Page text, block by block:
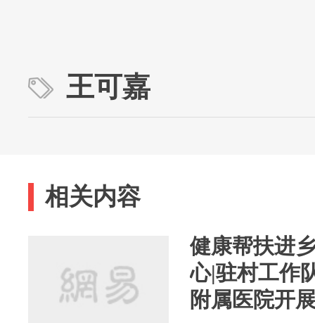
王可嘉
相关内容
健康帮扶进
心|驻村工作
附属医院开